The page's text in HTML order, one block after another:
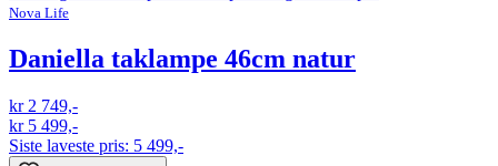
Nova Life
Daniella taklampe 46cm natur
kr 2 749,-
kr 5 499,-
Siste laveste pris: 5 499,-